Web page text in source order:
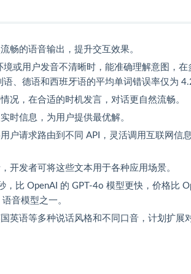
畅的语音输出，提升交互效果。
境或用户发音不清晰时，能准确理解意图，在
、德语和西班牙语的平均单词错误率仅为
况，在合适的时机发言，对话更自然流畅。
时信息，为用户提供最优解。
户请求路由到不同 API，灵活调用互联网信
开发者可将这些文本用于各种应用场景。
，比 OpenAI 的 GPT-4o 模型更快，价格比
音模型之一。
英语等多种说话风格和不同口音，计划扩展